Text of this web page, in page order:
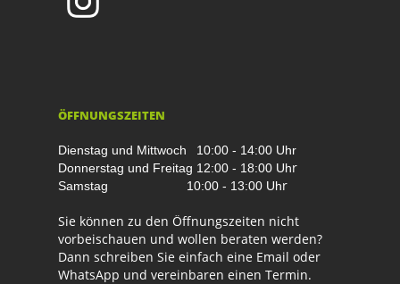
ÖFFNUNGSZEITEN
Dienstag und Mittwoch
10:00 - 14:00 Uhr
Donnerstag und Freitag 12:00 - 18:00 Uhr
Samstag 10:00 - 13:00 Uhr
Sie können zu den Öffnungszeiten nicht
vorbeischauen und wollen beraten werden?
Dann schreiben Sie einfach eine Email oder
WhatsApp und vereinbaren einen Termin.